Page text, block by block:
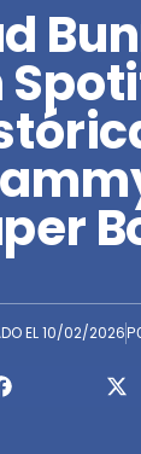
EL10/02/2026